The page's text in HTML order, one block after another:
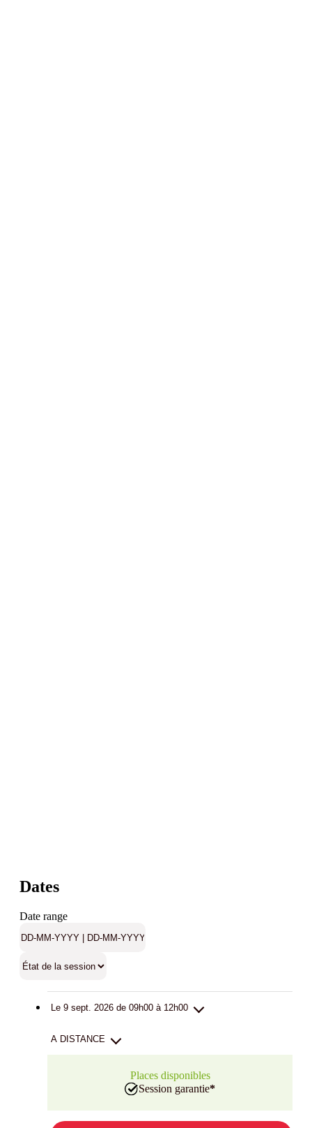
Dates
Date range
Le 9 sept. 2026 de 09h00 à 12h00
A DISTANCE
Places disponibles
Session garantie*